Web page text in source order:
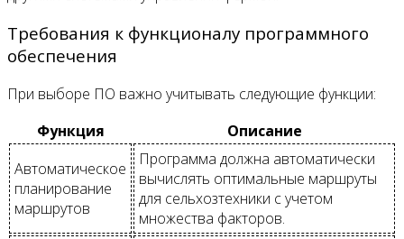
Требования к функционалу программного
обеспечения
При выборе ПО важно учитывать следующие функции:
Функция
Описание
Автоматическое
планирование
маршрутов
Программа должна автоматически
вычислять оптимальные маршруты
для сельхозтехники с учетом
множества факторов.